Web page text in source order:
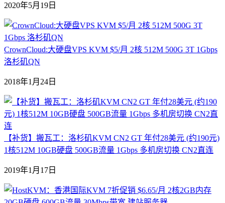
2020年5月19日
CrownCloud:大硬盘VPS KVM $5/月 2核 512M 500G 3T 1Gbps
洛杉矶QN
2018年1月24日
【补货】搬瓦工：洛杉矶KVM CN2 GT 年付28美元 (约190元)
1核512M 10GB硬盘 500GB流量 1Gbps 多机房切换 CN2直连
2019年1月17日